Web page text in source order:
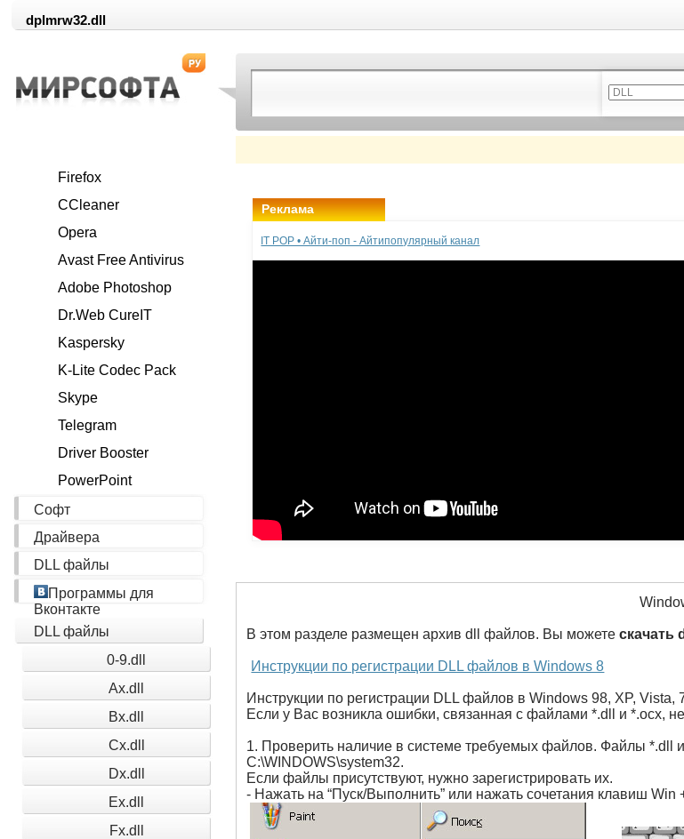
dplmrw32.dll
Firefox
CCleaner
Opera
Avast Free Antivirus
Adobe Photoshop
Dr.Web CureIT
Kaspersky
K-Lite Codec Pack
Skype
Telegram
Driver Booster
PowerPoint
Софт
Драйвера
DLL файлы
Программы для
Вконтакте
DLL файлы
0-9.dll
Ax.dll
Bx.dll
Cx.dll
Dx.dll
Ex.dll
Fx.dll
Реклама
IT POP • Айти-поп - Айтипопулярный канал
В этом разделе размещен архив dll файлов. Вы можетескачать
Инструкции по регистрации DLL файлов в Windows 8
Инструкции по регистрации DLL файлов в Windows 98, XP, Vista,
Если у Вас возникла ошибки, связанная с файлами *.dll и *.ocx,
1. Проверить наличие в системе требуемых файлов. Файлы *.dll
C:\WINDOWS\system32.
Если файлы присутствуют, нужно зарегистрировать их.
- Нажать на “Пуск/Выполнить” или нажать сочетания клавиш Win